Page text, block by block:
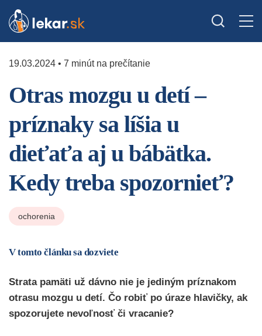
19.03.2024 • 7 minút na prečítanie
Otras mozgu u detí –
príznaky sa líšia u
dieťaťa aj u bábätka.
Kedy treba spozornieť?
ochorenia
V tomto článku sa dozviete
Strata pamäti už dávno nie je jediným príznakom
otrasu mozgu u detí. Čo robiť po úraze hlavičky, ak
spozorujete nevoľnosť či vracanie?